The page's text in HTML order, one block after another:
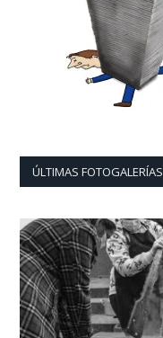
ÚLTIMAS FOTOGALERÍAS